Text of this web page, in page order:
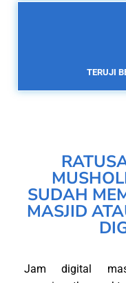
TERUJI
SUDAH
MASJID
Jam digital